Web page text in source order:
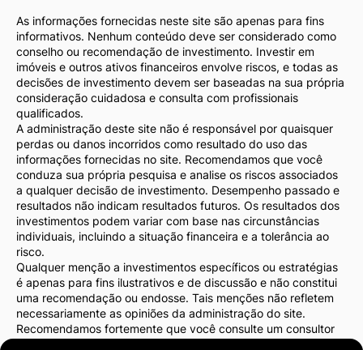
As informações fornecidas neste site são apenas para fins
informativos. Nenhum conteúdo deve ser considerado como
conselho ou recomendação de investimento. Investir em
imóveis e outros ativos financeiros envolve riscos, e todas as
decisões de investimento devem ser baseadas na sua própria
consideração cuidadosa e consulta com profissionais
qualificados.
A administração deste site não é responsável por quaisquer
perdas ou danos incorridos como resultado do uso das
informações fornecidas no site. Recomendamos que você
conduza sua própria pesquisa e analise os riscos associados
a qualquer decisão de investimento. Desempenho passado e
resultados não indicam resultados futuros. Os resultados dos
investimentos podem variar com base nas circunstâncias
individuais, incluindo a situação financeira e a tolerância ao
risco.
Qualquer menção a investimentos específicos ou estratégias
é apenas para fins ilustrativos e de discussão e não constitui
uma recomendação ou endosse. Tais menções não refletem
necessariamente as opiniões da administração do site.
Recomendamos fortemente que você consulte um consultor